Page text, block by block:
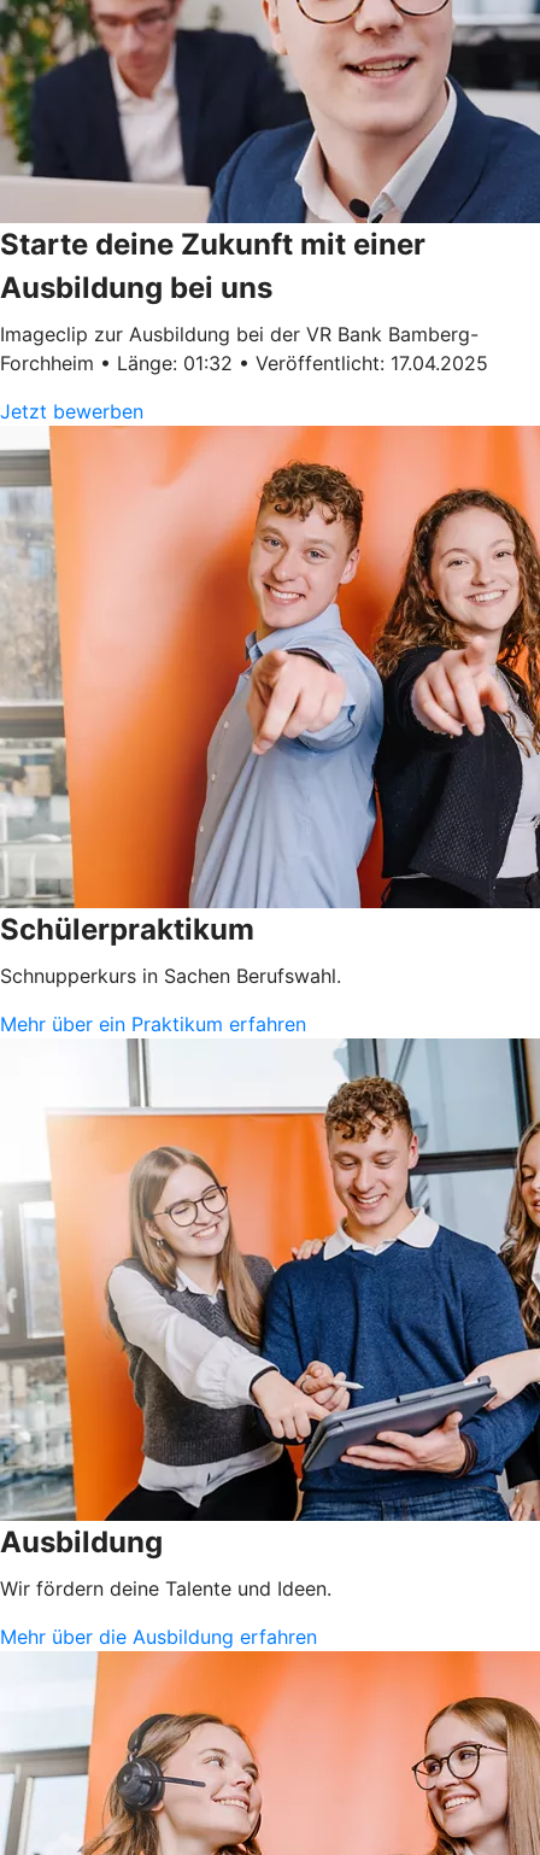
Starte deine Zukunft mit einer
Ausbildung bei uns
Imageclip zur Ausbildung bei der VR Bank Bamberg-
Forchheim • Länge: 01:32 • Veröffentlicht: 17.04.2025
Jetzt bewerben
Schülerpraktikum
Schnupperkurs in Sachen Berufswahl.
Mehr über ein Praktikum erfahren
Ausbildung
Wir fördern deine Talente und Ideen.
Mehr über die Ausbildung erfahren